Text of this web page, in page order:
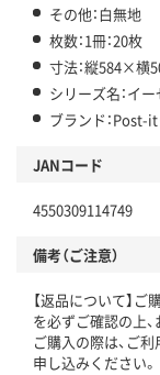
その他：白無地
枚数：1冊：20枚
寸法：縦584×横
シリーズ名：イ
ブランド：Post-it
JANコード
4550309114749
備考（ご注意）
【返品について】ご
を必ずご確認の上
ご購入の際は、ご利
申し込みください。